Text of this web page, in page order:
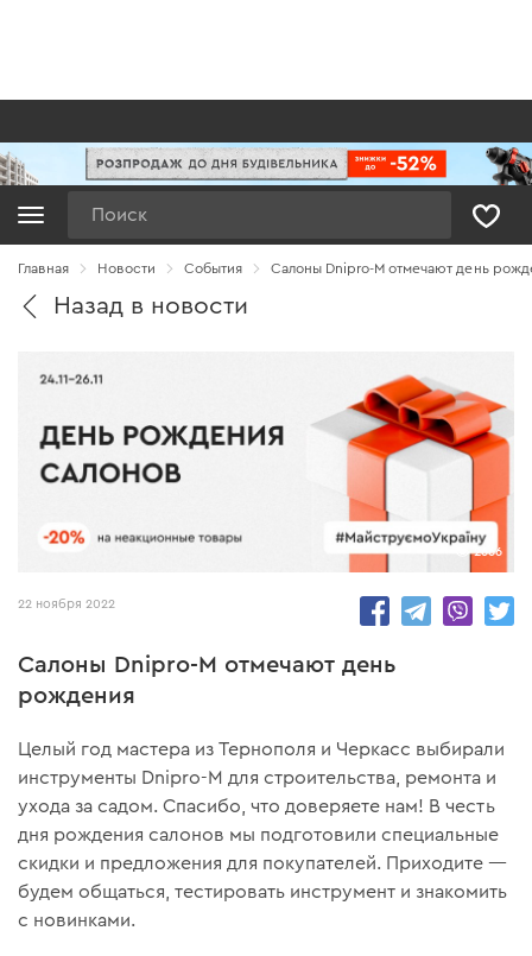
Главная Новости Cобытия Салоны Dnipro-M отмечают день
Назад в новости
2666
22 ноября 2022
Салоны Dnipro-M отмечают день
рождения
Целый год мастера из Тернополя и Черкасс выбирали
инструменты Dnipro-M для строительства, ремонта и
ухода за садом. Спасибо, что доверяете нам! В честь
дня рождения салонов мы подготовили специальные
скидки и предложения для покупателей. Приходите —
будем общаться, тестировать инструмент и знакомить
с новинками.